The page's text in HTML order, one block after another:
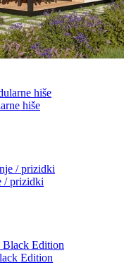
hiše
/ prizidki
Edition